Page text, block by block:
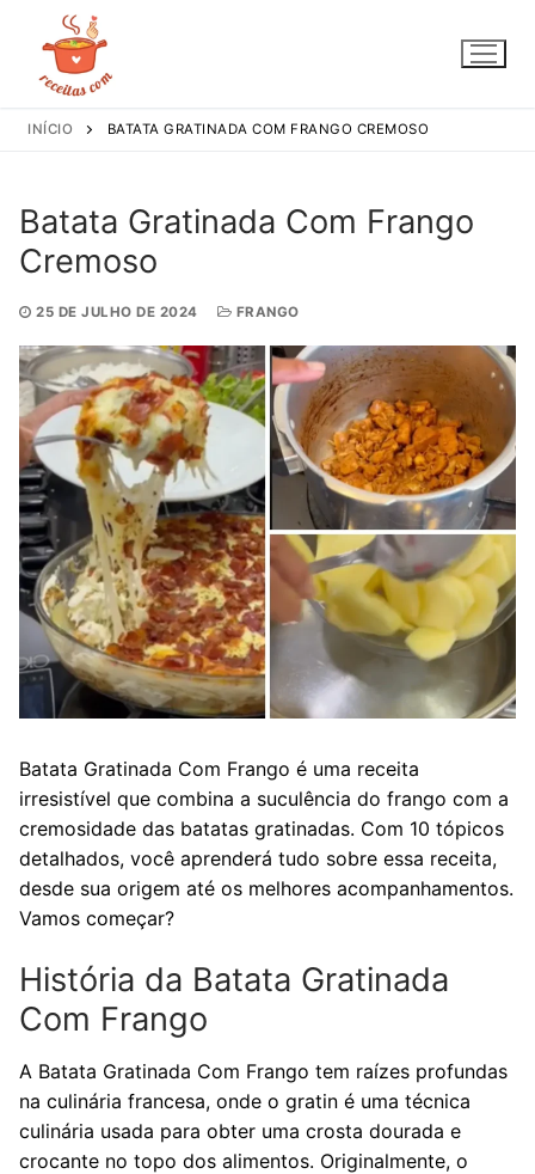
conteúdo
INÍCIO BATATA GRATINADA COM FRANGO CREMOSO
Batata Gratinada Com Frango
Cremoso
25 DE JULHO DE 2024 FRANGO
Batata Gratinada Com Frango é uma receita
irresistível que combina a suculência do frango com a
cremosidade das batatas gratinadas. Com 10 tópicos
detalhados, você aprenderá tudo sobre essa receita,
desde sua origem até os melhores acompanhamentos.
Vamos começar?
História da Batata Gratinada
Com Frango
A Batata Gratinada Com Frango tem raízes profundas
na culinária francesa, onde o gratin é uma técnica
culinária usada para obter uma crosta dourada e
crocante no topo dos alimentos. Originalmente, o